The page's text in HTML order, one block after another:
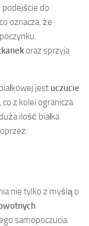
podejście do
oznacza, że
oraz sprzyja
jest uczucie
co z kolei ogranicza
ilość białka
nie tylko z myślą o
samopoczucia.